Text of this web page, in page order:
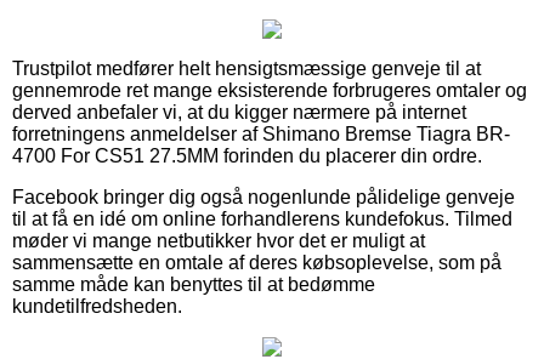
Trustpilot medfører helt hensigtsmæssige genveje til at
gennemrode ret mange eksisterende forbrugeres omtaler og
derved anbefaler vi, at du kigger nærmere på internet
forretningens anmeldelser af Shimano Bremse Tiagra BR-
4700 For CS51 27.5MM forinden du placerer din ordre.
Facebook bringer dig også nogenlunde pålidelige genveje
til at få en idé om online forhandlerens kundefokus. Tilmed
møder vi mange netbutikker hvor det er muligt at
sammensætte en omtale af deres købsoplevelse, som på
samme måde kan benyttes til at bedømme
kundetilfredsheden.